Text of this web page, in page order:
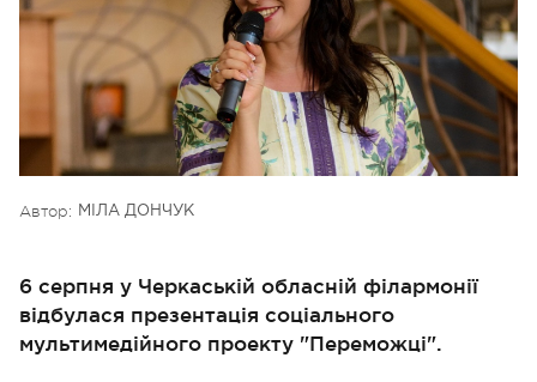
Автор: МІЛА ДОНЧУК
6 серпня у Черкаській обласній філармонії
відбулася презентація соціального
мультимедійного проекту "Переможці".